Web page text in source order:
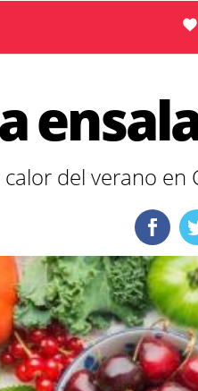
calor del verano